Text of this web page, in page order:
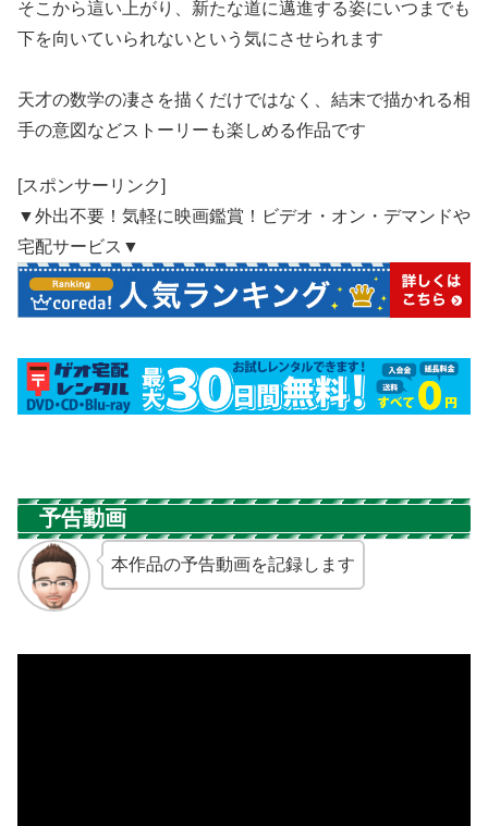
そこから這い上がり、新たな道に邁進する姿にいつまでも
下を向いていられないという気にさせられます
天才の数学の凄さを描くだけではなく、結末で描かれる相
手の意図などストーリーも楽しめる作品です
[スポンサーリンク]
▼外出不要！気軽に映画鑑賞！ビデオ・オン・デマンドや
宅配サービス▼
予告動画
本作品の予告動画を記録します